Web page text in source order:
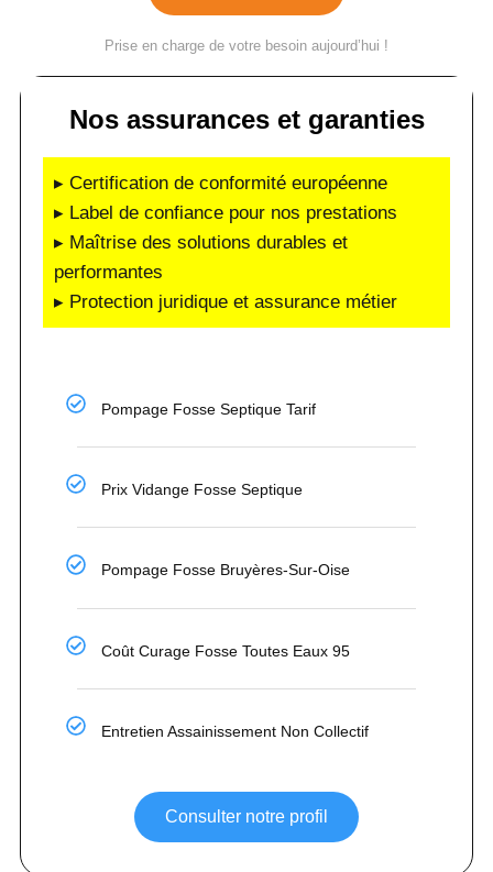
Prise en charge de votre besoin aujourd’hui !
Nos assurances et garanties
▸ Certification de conformité européenne
▸ Label de confiance pour nos prestations
▸ Maîtrise des solutions durables et
performantes
▸ Protection juridique et assurance métier
Pompage Fosse Septique Tarif
Prix Vidange Fosse Septique
Pompage Fosse Bruyères-Sur-Oise
Coût Curage Fosse Toutes Eaux 95
Entretien Assainissement Non Collectif
Consulter notre profil